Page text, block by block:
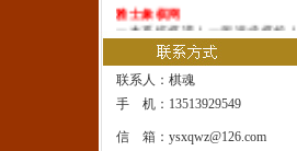
雅士象棋网
一本系统棋谱！一所速成棋校！
雅士象棋网
一处修身圣地！一座雅士乐园！
联系人：棋魂
手 机：13513929549
信 箱：ysxqwz@126.com